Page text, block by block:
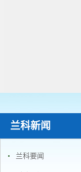
兰科新闻
兰科要闻